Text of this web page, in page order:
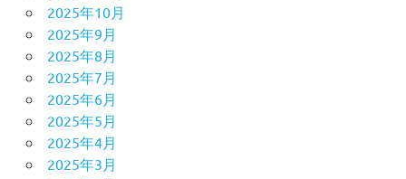
2025年10月
2025年9月
2025年8月
2025年7月
2025年6月
2025年5月
2025年4月
2025年3月